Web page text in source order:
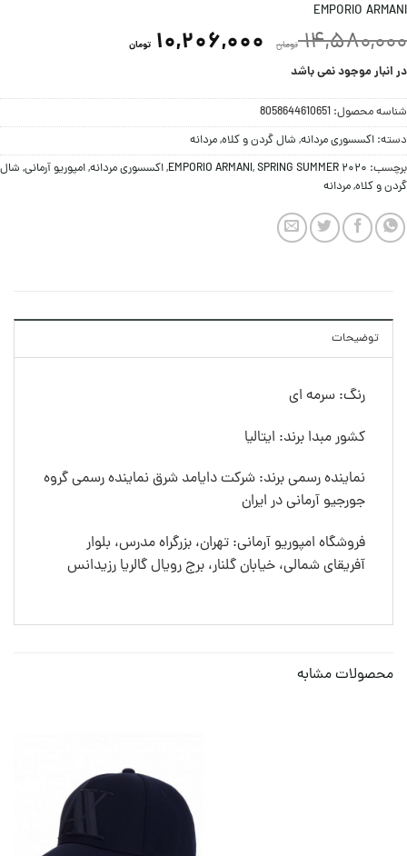
EMPORIO ARMANI
14,580,000 تومان 10,206,000 تومان
در انبار موجود نمی باشد
شناسه محصول: 8058644610651
دسته: اکسسوری مردانه, شال گردن و کلاه,مردانه
برچسب:
EMPORIO ARMANI,SPRING SUMMER 2020
,اکسسوری مردانه,امپوریو آرمانی, شال
گردن و کلاه,مردانه
توضیحات
رنگ: سرمه ای
کشور مبدا برند: ایتالیا
نماینده رسمی برند: شرکت دایامد شرق نماینده رسمی گروه
جورجیو آرمانی در ایران
فروشگاه امپوریو آرمانی: تهران، بزرگراه مدرس، بلوار
آفریقای شمالی، خیابان گلنار، برج رویال گالریا رزیدانس
محصولات مشابه